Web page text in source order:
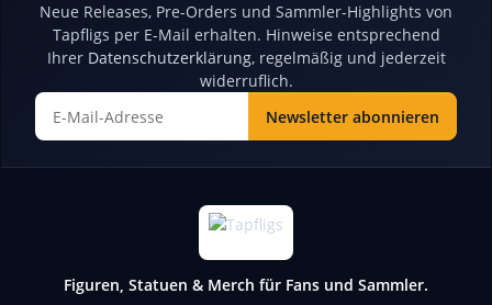
Neue Releases, Pre-Orders und Sammler-Highlights von
Tapfligs per E-Mail erhalten. Hinweise entsprechend
Ihrer Datenschutzerklärung, regelmäßig und jederzeit
widerruflich.
Newsletter abonnieren
Figuren, Statuen & Merch für Fans und Sammler.